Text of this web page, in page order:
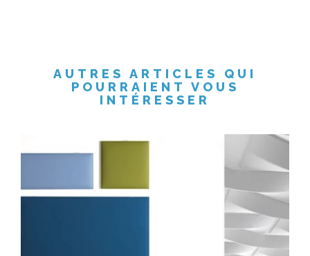
AUTRES ARTICLES QUI
POURRAIENT VOUS
INTÉRESSER